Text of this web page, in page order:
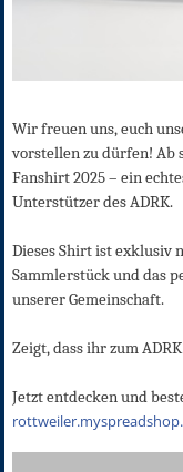
Wir freuen uns, euch
vorstellen zu dürfen!
Fanshirt 2025 – ein
Unterstützer des ADRK.
Dieses Shirt ist exklusiv
Sammlerstück und das
unserer Gemeinschaft.
Zeigt, dass ihr zum
Jetzt entdecken und